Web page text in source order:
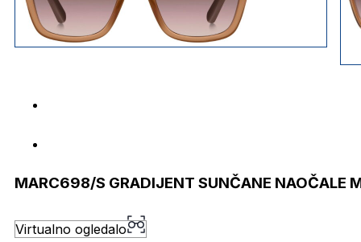
MARC698/S GRADIJENT SUNČANE NAOČALE
Virtualno ogledalo